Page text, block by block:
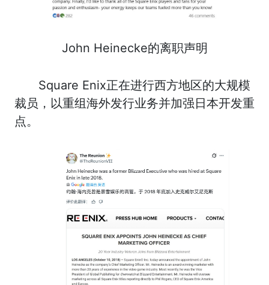
John Heinecke的离职声明
Square Enix正在进行西方地区的大规模
裁员，以重组海外发行业务并加强日本开发重
点。